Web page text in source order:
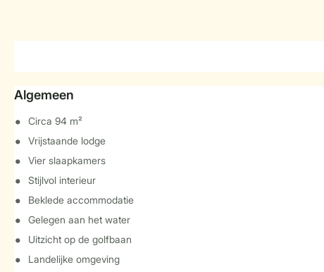
Algemeen
Circa 94 m²
Vrijstaande lodge
Vier slaapkamers
Stijlvol interieur
Beklede accommodatie
Gelegen aan het water
Uitzicht op de golfbaan
Landelijke omgeving